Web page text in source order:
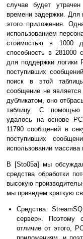
случае будет
времени задержки. Для
этого приложения.
использованием
стоимостью в 1000
способность в 281000
для поддержки логики
поступивших
поиск в этой
сообщение не
дубликатом, оно
таблицу. С помощью
удалось на основе
11790 сообщений в
поступивших
использовании массива
В [Sto05a] мы
средства обработки
высокую
мы приведем краткую
Средства
сервер». Поэтому
отличие от этого,